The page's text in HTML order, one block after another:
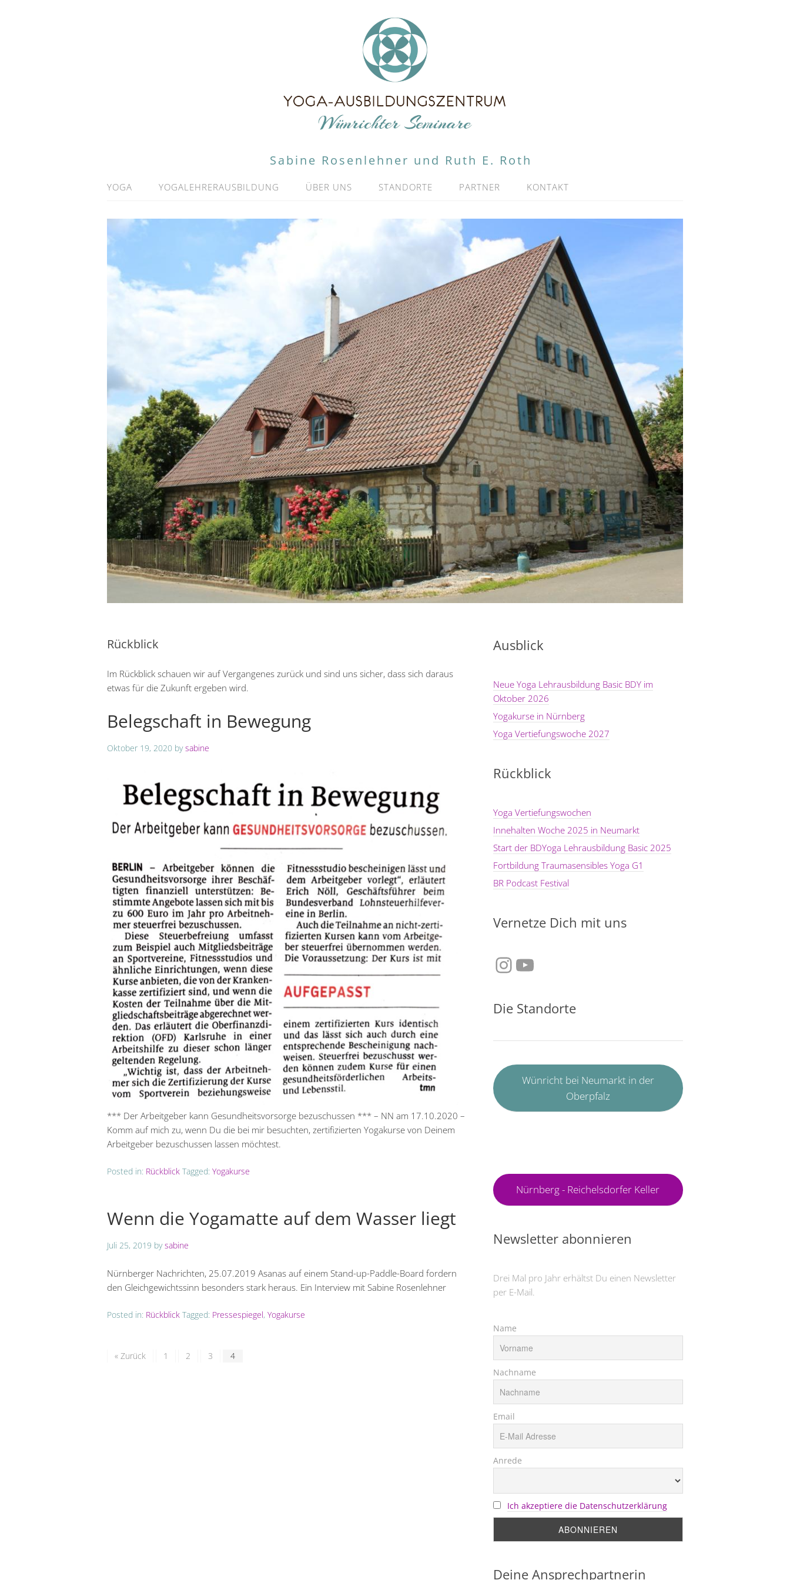
Sabine Rosenlehner und Ruth E. Roth
YOGA YOGALEHRERAUSBILDUNG ÜBER UNS STANDORTE PARTNER KONTAKT
Rückblick
Im Rückblick schauen wir auf Vergangenes zurück und sind uns sicher, dass sich daraus
etwas für die Zukunft ergeben wird.
Belegschaft in Bewegung
Oktober 19, 2020 bysabine
*** Der Arbeitgeber kann Gesundheitsvorsorge bezuschussen *** – NN am 17.10.2020 –
Komm auf mich zu, wenn Du die bei mir besuchten, zertifizierten Yogakurse von Deinem
Arbeitgeber bezuschussen lassen möchtest.
Posted in: Rückblick Tagged: Yogakurse
Wenn die Yogamatte auf dem Wasser liegt
Juli 25, 2019 bysabine
Nürnberger Nachrichten, 25.07.2019 Asanas auf einem Stand-up-Paddle-Board fordern
den Gleichgewichtssinn besonders stark heraus. Ein Interview mit Sabine Rosenlehner
Posted in: Rückblick Tagged: Pressespiegel, Yogakurse
« Zurück 1 2 3 4
Ausblick
Neue Yoga Lehrausbildung Basic BDY im
Oktober 2026
Yogakurse in Nürnberg
Yoga Vertiefungswoche 2027
Rückblick
Yoga Vertiefungswochen
Innehalten Woche 2025 in Neumarkt
Start der BDYoga Lehrausbildung Basic 2025
Fortbildung Traumasensibles Yoga G1
BR Podcast Festival
Vernetze Dich mit uns
Instagram
YouTube
Die Standorte
Wünricht bei Neumarkt in der
Oberpfalz
Nürnberg - Reichelsdorfer Keller
Newsletter abonnieren
Drei Mal pro Jahr erhältst Du einen Newsletter
per E-Mail.
Name
Nachname
Email
Anrede
Ich akzeptiere die Datenschutzerklärung
Deine Ansprechpartnerin